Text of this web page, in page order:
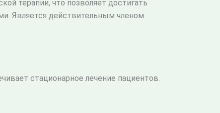
терапии, что позволяет достигать
Является действительным членом
стационарное лечение пациентов.